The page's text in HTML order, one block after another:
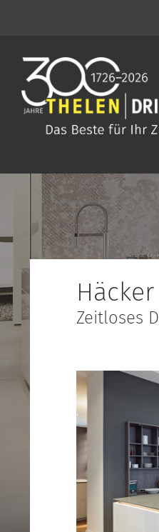
Zeitloses